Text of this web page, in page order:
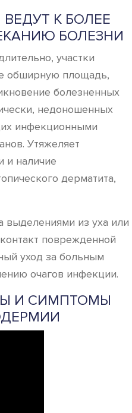
К БОЛЕЕ
БОЛЕЗНИ
участки
обширную площадь,
болезненных
недоношенных
инфекционными
Утяжеляет
и наличие
дерматита,
из уха или
поврежденной
уход за больным
очагов инфекции.
И СИМПТОМЫ